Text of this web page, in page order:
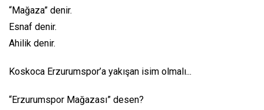
“Mağaza” denir.
Esnaf denir.
Ahilik denir.
Koskoca Erzurumspor’a yakışan isim olmalı...
“Erzurumspor Mağazası” desen?